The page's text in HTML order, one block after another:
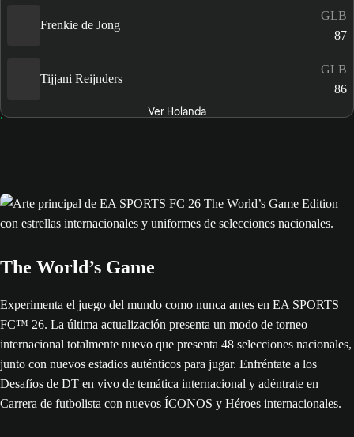
Frenkie de Jong
GLB
87
Tijjani Reijnders
GLB
86
Ver Holanda
The World’s Game
Experimenta el juego del mundo como nunca antes en EA SPORTS
FC™ 26. La última actualización presenta un modo de torneo
internacional totalmente nuevo que presenta 48 selecciones nacionales,
junto con nuevos estadios auténticos para jugar. Enfréntate a los
Desafíos de DT en vivo de temática internacional y adéntrate en
Carrera de futbolista con nuevos ÍCONOS y Héroes internacionales.